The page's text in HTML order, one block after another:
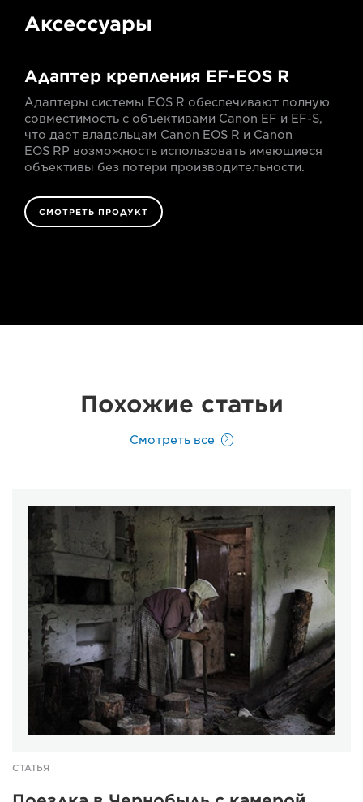
Аксессуары
Адаптер крепления EF-EOS R
Адаптеры системы EOS R обеспечивают полную
совместимость с объективами Canon EF и EF-S,
что дает владельцам Canon EOS R и Canon
EOS RP возможность использовать имеющиеся
объективы без потери производительности.
СМОТРЕТЬ ПРОДУКТ
Похожие статьи
Смотреть все
СТАТЬЯ